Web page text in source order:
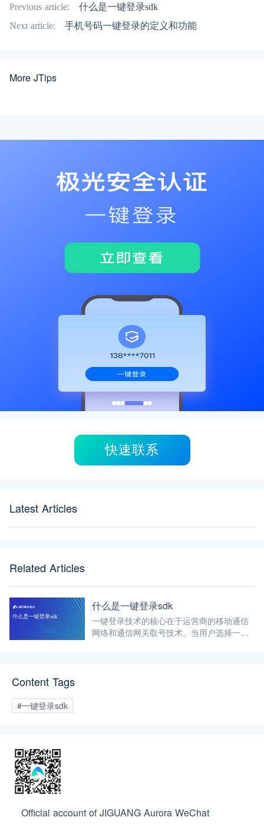
Previous article:
什么是一键登录sdk
Next article:
手机号码一键登录的定义和功能
More JTips
快速联系
Latest Articles
Related Articles
什么是一键登录sdk
一键登录技术的核心在于运营商的移动通信
网络和通信网关取号技术。当用户选择一键
Content Tags
#一键登录sdk
Official account of JIGUANG Aurora WeChat